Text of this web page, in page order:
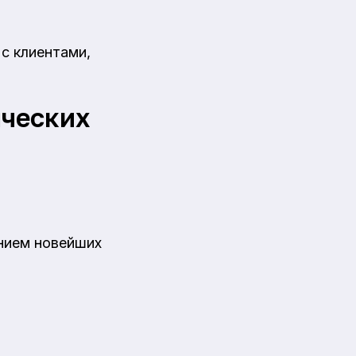
клиентами,
новейших